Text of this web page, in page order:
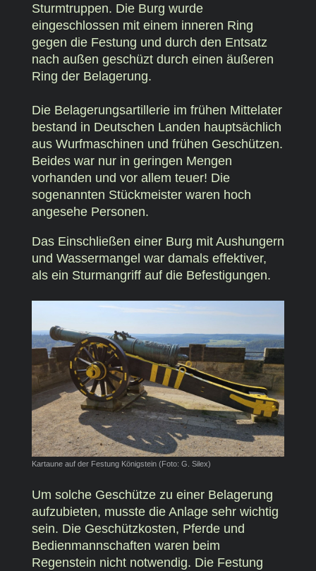
Sturmtruppen. Die Burg wurde
eingeschlossen mit einem inneren Ring
gegen die Festung und durch den Entsatz
nach außen geschüzt durch einen äußeren
Ring der Belagerung.
Die Belagerungsartillerie im frühen Mittelater
bestand in Deutschen Landen hauptsächlich
aus Wurfmaschinen und frühen Geschützen.
Beides war nur in geringen Mengen
vorhanden und vor allem teuer! Die
sogenannten Stückmeister waren hoch
angesehe Personen.
Das Einschließen einer Burg mit Aushungern
und Wassermangel war damals effektiver,
als ein Sturmangriff auf die Befestigungen.
Kartaune auf der Festung Königstein (Foto: G. Silex)
Um solche Geschütze zu einer Belagerung
aufzubieten, musste die Anlage sehr wichtig
sein. Die Geschützkosten, Pferde und
Bedienmannschaften waren beim
Regenstein nicht notwendig. Die Festung